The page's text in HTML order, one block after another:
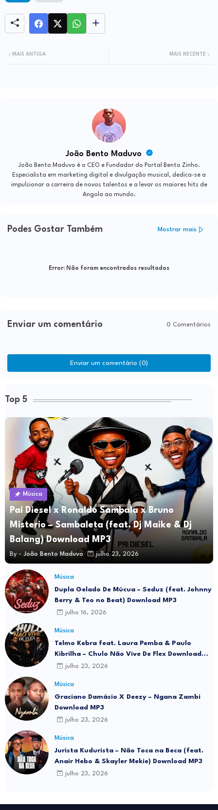
MAIS RECENTE
MAIS ANTIGA
João Bento Maduvo
João Bento Maduvo é o CEO e Fundador do Portal Bento Zinho.
Especialista em marketing digital e divulgação musical, dedica-se a
impulsionar a carreira de novos talentos e a levar os maiores hits de
Angola ao mundo.
Podes Gostar Também Mostrar mais
Error: Não foram encontrados resultados
Enviar um comentário 0 Comentários
Enviar um comentário (0)
Top 5
Música
Pai Diesel x Ronaldo Sambala x Bruno
Misterio – Sambaleta (feat. Dj Maike & Dj
Balang) Download MP3
By - João Bento Maduvo julho 23, 2026
Música
Dupla Gelado De Múcua – Seduz (feat. Johnny
Berry & Teo no Beat) Download MP3
julho 16, 2026
Música
Telmo Kebra feat. Laura Pemba & Paulo
Kibrilha – Chulo Não Vive De Flex Download
MP3julho 23, 2026
Música
Graciano Damásio X Deezy – Ngana Zambi
Download MP3
julho 23, 2026
Música
Jurista Kudurista – Não Toca na Beca (feat.
Anair Hebo & Skayler Mekie) Download MP3
julho 23, 2026